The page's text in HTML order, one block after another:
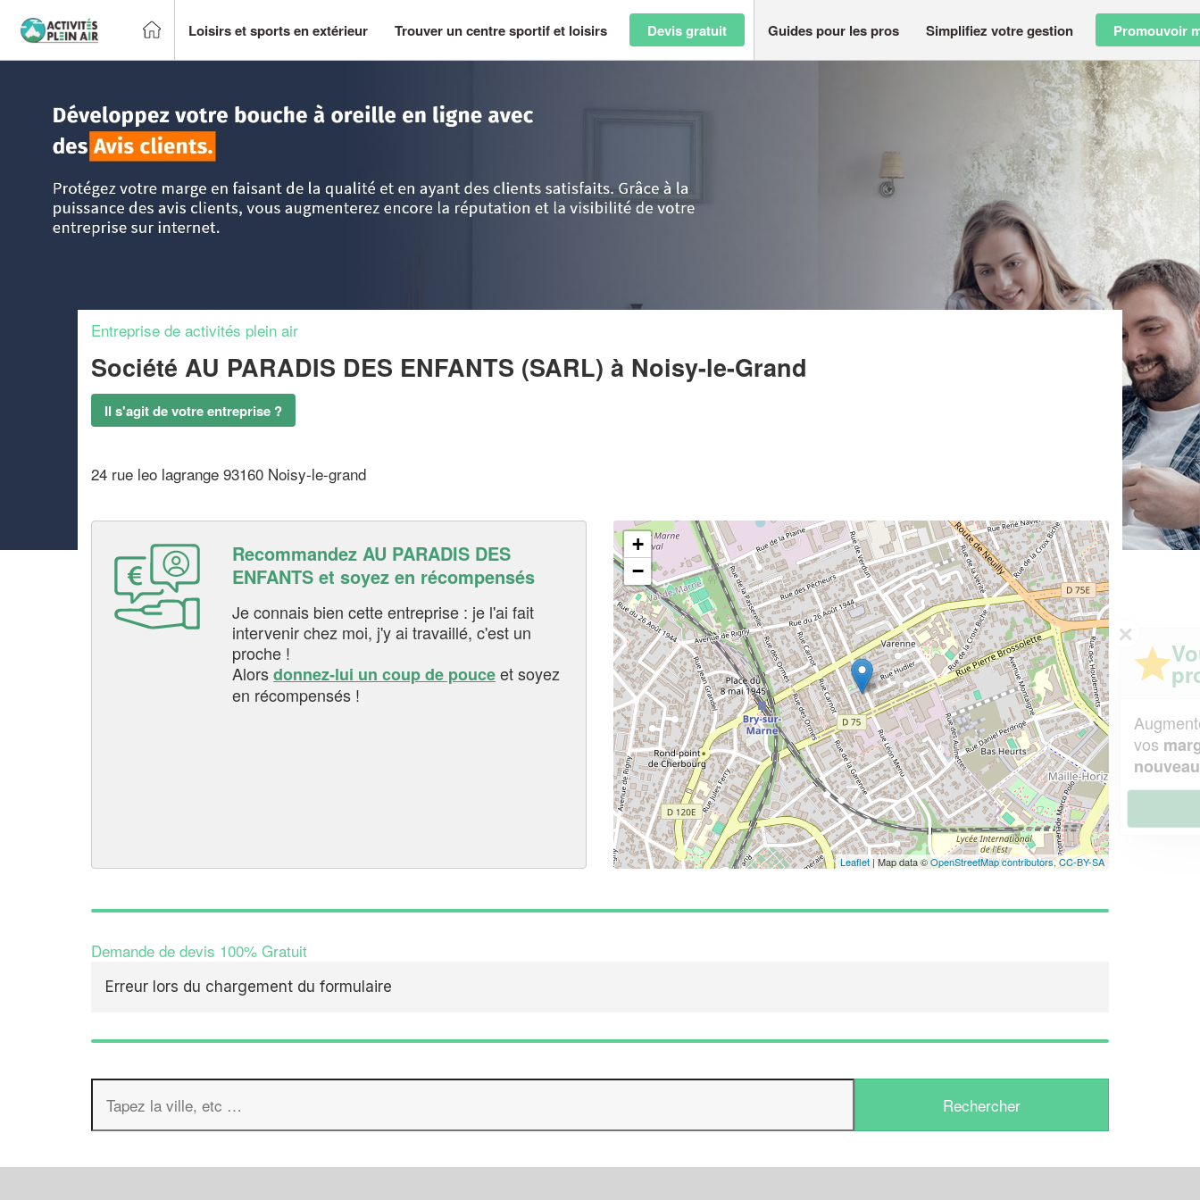
Loisirs et sports en extérieur Trouver un centre sportif et loisirs Devis gratuit Guides pour les pros Simplifiez votre gestion Promouvoir
Entreprise de activités plein air
Société AU PARADIS DES ENFANTS (SARL) à Noisy-le-Grand
Il s'agit de votre entreprise ?
24 rue leo lagrange 93160 Noisy-le-grand
Recommandez AU PARADIS DES
ENFANTS et soyez en récompensés
Je connais bien cette entreprise : je l'ai fait
intervenir chez moi, j'y ai travaillé, c'est un
proche !
Alorsdonnez-lui un coup de pouceet soyez
en récompensés !
+
−
Leaflet| Map data ©OpenStreetMap contributors,CC-BY-SA
Demande de devis 100% Gratuit
Erreur lors du chargement du formulaire
✕
Vous êtes un
professionnel ?
Augmentez votrechiffre d'affaireset
vosmargestout en gagnant de
nouveaux clients!
En savoir plus